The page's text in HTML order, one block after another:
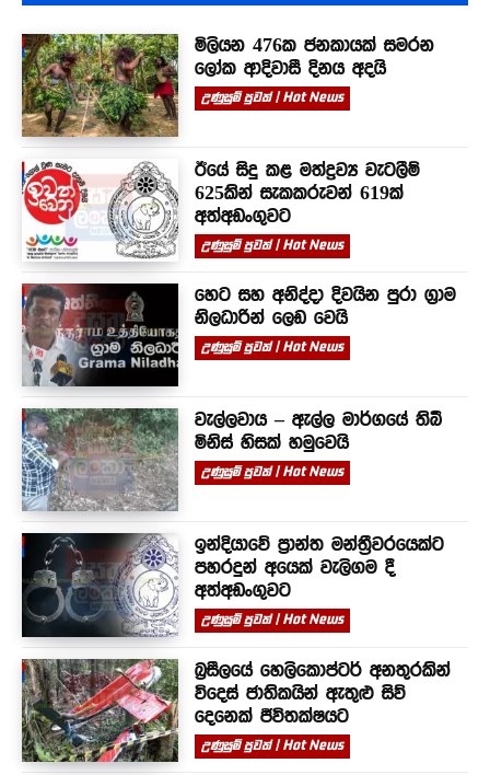
මිලියන 476ක ජනකායක් සමරන
ලෝක ආදිවාසී දිනය අදයි
උණුසුම් පුවත් | Hot News
ඊයේ සිදු කළ මත්ද්‍රව්‍ය වැටලීම්
625කින් සැකකරුවන් 619ක්
අත්අඩංගුවට
උණුසුම් පුවත් | Hot News
හෙට සහ අනිද්දා දිවයින පුරා ග්‍රාම
නිලධාරින් ලෙඩ වෙයි
උණුසුම් පුවත් | Hot News
වැල්ලවාය – ඇල්ල මාර්ගයේ තිබී
මිනිස් හිසක් හමුවෙයි
උණුසුම් පුවත් | Hot News
ඉන්දියාවේ ප්‍රාන්ත මන්ත්‍රීවරයෙක්ට
පහරදුන් අයෙක් වැලිගම දී
අත්අඩංගුවට
උණුසුම් පුවත් | Hot News
බ්‍රසීලයේ හෙලිකොප්ටර් අනතුරකින්
විදෙස් ජාතිකයින් ඇතුළු සිව්
දෙනෙක් ජීවිතක්ෂයට
උණුසුම් පුවත් | Hot News